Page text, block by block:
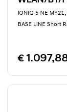
IONIQ 5 NE
BASE LINE Short
€